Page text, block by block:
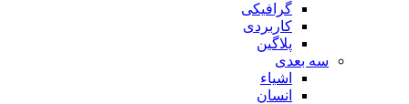
گرافیکی
کاربردی
پلاگین
سه بعدی
اشیاء
انسان